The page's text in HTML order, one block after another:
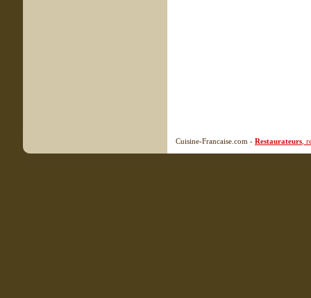
Cuisine-Francaise.com - Restaurateurs ,